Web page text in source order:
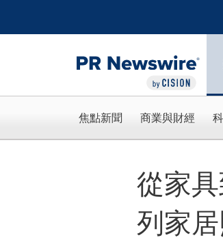
焦點新聞 商業與財經
從家
列家